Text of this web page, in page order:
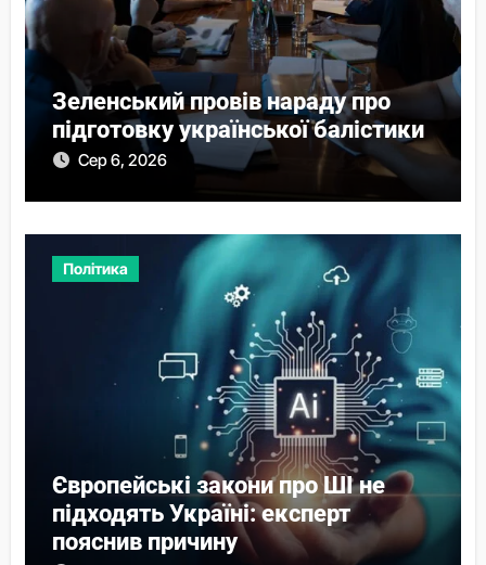
Зеленський провів нараду про
підготовку української балістики
Сер 6, 2026
Політика
Європейські закони про ШІ не
підходять Україні: експерт
пояснив причину